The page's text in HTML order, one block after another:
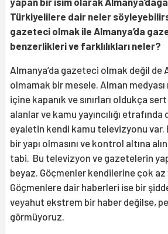
Türkiyelilere dair neler
gazeteci olmak ile Almanya’da
benzerlikleri ve farklılıkları neler?
Almanya’da gazeteci olmak değil de
olmamak bir mesele. Alman
içine kapanık ve sınırları oldukça
alanlar ve kamu yayıncılığı etrafında
eyaletin kendi kamu televizyonu var.
bir yapı olmasını ve kontrol altına
tabi. Bu televizyon ve gazetelerin
beyaz. Göçmenler kendilerine çok
Göçmenlere dair haberleri ise bir
veyahut ekstrem bir haber değilse,
görmüyoruz.